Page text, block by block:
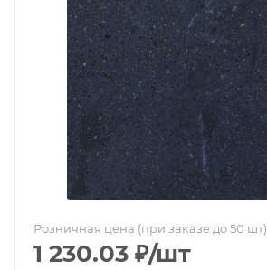
Розничная цена (при заказе до 50 шт)
1 230.03 ₽/шт